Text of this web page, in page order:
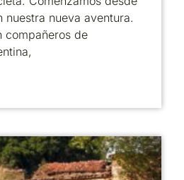
nuestra nueva aventura.
compañeros de